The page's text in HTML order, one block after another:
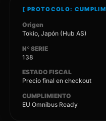
[ PROTOCOLO:
Origen
Tokio, Japón (Hub AS)
Nº SERIE
138
ESTADO FISCAL
Precio final en checkout
CUMPLIMIENTO
EU Omnibus Ready